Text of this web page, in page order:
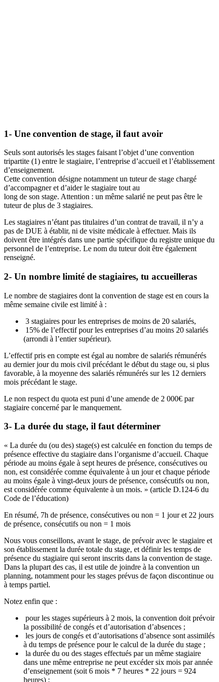
1- Une convention de stage, il faut avoir
Seuls sont autorisés les stages faisant l’objet d’une convention
tripartite (1) entre le stagiaire, l’entreprise d’accueil et l’établissement
d’enseignement.
Cette convention désigne notamment un tuteur de stage chargé
d’accompagner et d’aider le stagiaire tout au
long de son stage. Attention : un même salarié ne peut pas être le
tuteur de plus de 3 stagiaires.
Les stagiaires n’étant pas titulaires d’un contrat de travail, il n’y a
pas de DUE à établir, ni de visite médicale à effectuer. Mais ils
doivent être intégrés dans une partie spécifique du registre unique du
personnel de l’entreprise. Le nom du tuteur doit être également
renseigné.
2- Un nombre limité de stagiaires, tu accueilleras
Le nombre de stagiaires dont la convention de stage est en cours la
même semaine civile est limité à :
3 stagiaires pour les entreprises de moins de 20 salariés,
15% de l’effectif pour les entreprises d’au moins 20 salariés
(arrondi à l’entier supérieur).
L’effectif pris en compte est égal au nombre de salariés rémunérés
au dernier jour du mois civil précédant le début du stage ou, si plus
favorable, à la moyenne des salariés rémunérés sur les 12 derniers
mois précédant le stage.
Le non respect du quota est puni d’une amende de 2 000€ par
stagiaire concerné par le manquement.
3- La durée du stage, il faut déterminer
« La durée du (ou des) stage(s) est calculée en fonction du temps de
présence effective du stagiaire dans l’organisme d’accueil. Chaque
période au moins égale à sept heures de présence, consécutives ou
non, est considérée comme équivalente à un jour et chaque période
au moins égale à vingt-deux jours de présence, consécutifs ou non,
est considérée comme équivalente à un mois. » (article D.124-6 du
Code de l’éducation)
En résumé, 7h de présence, consécutives ou non = 1 jour et 22 jours
de présence, consécutifs ou non = 1 mois
Nous vous conseillons, avant le stage, de prévoir avec le stagiaire et
son établissement la durée totale du stage, et définir les temps de
présence du stagiaire qui seront inscrits dans la convention de stage.
Dans la plupart des cas, il est utile de joindre à la convention un
planning, notamment pour les stages prévus de façon discontinue ou
à temps partiel.
Notez enfin que :
pour les stages supérieurs à 2 mois, la convention doit prévoir
la possibilité de congés et d’autorisation d’absences ;
les jours de congés et d’autorisations d’absence sont assimilés
à du temps de présence pour le calcul de la durée du stage ;
la durée du ou des stages effectués par un même stagiaire
dans une même entreprise ne peut excéder six mois par année
d’enseignement (soit 6 mois * 7 heures * 22 jours = 924
heures) ;